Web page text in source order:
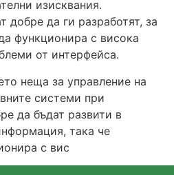
изисквания.
добре да ги разработят, за
функционира с висока
от интерфейса.
неща за управление на
системи при
да бъдат развити в
така че
с вис